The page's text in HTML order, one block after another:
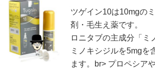
ツゲイン10は10mgの
剤・毛生え薬です。
ロニタブの主成分「ミ
ミノキシジルを5mgを
ます。br> プロペシア